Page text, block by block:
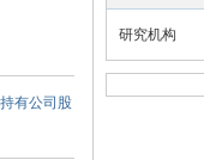
有公司股
研究机构